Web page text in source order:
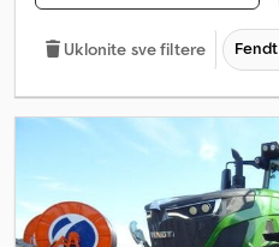
Uklonite sve filtere Fendt